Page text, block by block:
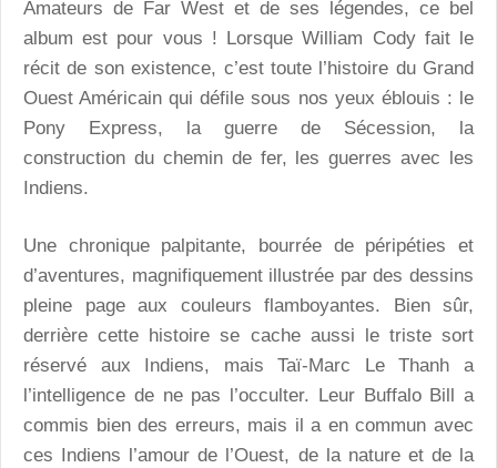
Amateurs de Far West et de ses légendes, ce bel
album est pour vous ! Lorsque William Cody fait le
récit de son existence, c’est toute l’histoire du Grand
Ouest Américain qui défile sous nos yeux éblouis : le
Pony Express, la guerre de Sécession, la
construction du chemin de fer, les guerres avec les
Indiens.
Une chronique palpitante, bourrée de péripéties et
d’aventures, magnifiquement illustrée par des dessins
pleine page aux couleurs flamboyantes. Bien sûr,
derrière cette histoire se cache aussi le triste sort
réservé aux Indiens, mais Taï-Marc Le Thanh a
l’intelligence de ne pas l’occulter. Leur Buffalo Bill a
commis bien des erreurs, mais il a en commun avec
ces Indiens l’amour de l’Ouest, de la nature et de la